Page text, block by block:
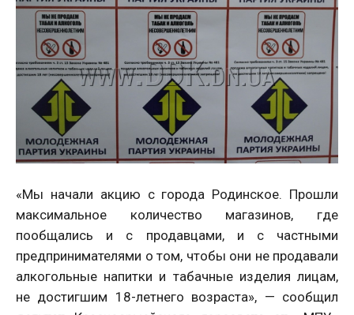
«Мы начали акцию с города Родинское. Прошли
максимальное количество магазинов, где
пообщались и с продавцами, и с частными
предпринимателями о том, чтобы они не продавали
алкогольные напитки и табачные изделия лицам,
не достигшим 18-летнего возраста», — сообщил